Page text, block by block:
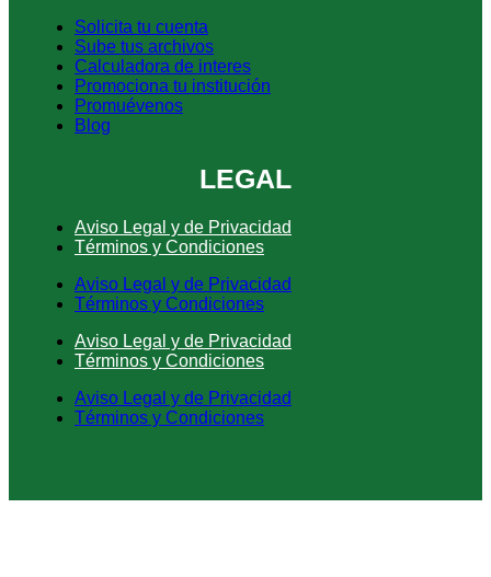
Solicita tu cuenta
Sube tus archivos
Calculadora de interes
Promociona tu institución
Promuévenos
Blog
LEGAL
Aviso Legal y de Privacidad
Términos y Condiciones
Aviso Legal y de Privacidad
Términos y Condiciones
Aviso Legal y de Privacidad
Términos y Condiciones
Aviso Legal y de Privacidad
Términos y Condiciones